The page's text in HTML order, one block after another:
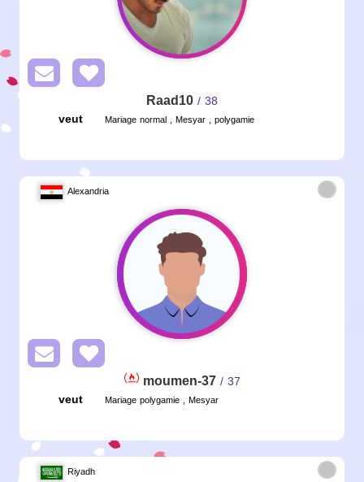
Raad10/ 38
veut
Mariage normal , Mesyar , polygamie
Alexandria
moumen-37 / 37
veut
Mariage polygamie , Mesyar
Riyadh